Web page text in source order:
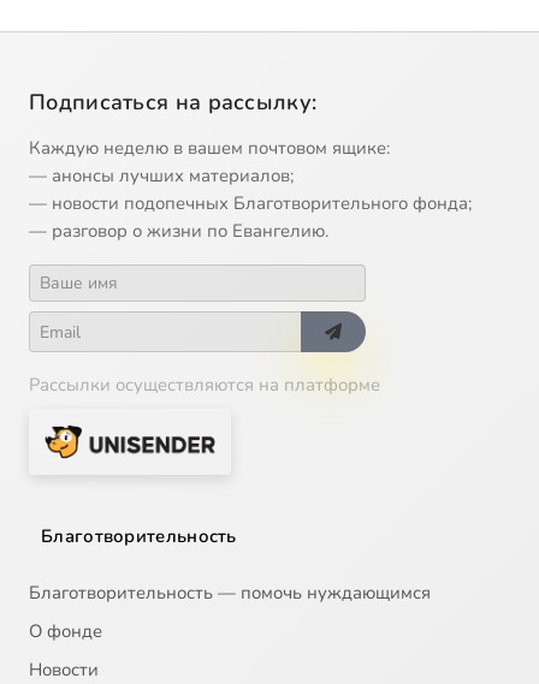
Подписаться на рассылку:
Каждую неделю в вашем почтовом ящике:
— анонсы лучших материалов;
— новости подопечных Благотворительного фонда;
— разговор о жизни по Евангелию.
Рассылки осуществляются на платформе
Благотворительность
Благотворительность — помочь нуждающимся
О фонде
Новости